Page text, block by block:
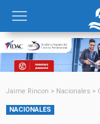
Jaime Rincon > Nacionales >
NACIONALES